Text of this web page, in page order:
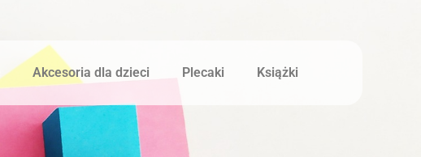
Akcesoria dla dzieci Plecaki Książki